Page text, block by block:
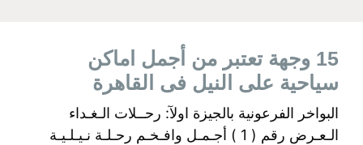
15 وجهة تعتبر من أجمل اماكن
سياحية على النيل فى القاهرة
البواخر الفرعونية بالجيزة اولآ: رحــلات الـغـداء
الـعـرض رقم ( 1 ) أجـمـل وافـخـم رحـلـة نـيـلـيـة